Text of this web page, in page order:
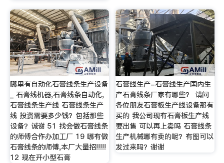
哪里有自动化石膏线条生产设备
_ 石膏线机器,石膏线条自动化,
石膏线条生产线 石膏线条生产
线 投资需要多少钱？包括那些
设备？诚谢 51 找会做石膏线条
的师傅合作办加工厂 19 哪有做
石膏线条的师傅,本厂大量招!!!!!
12 现在开小型石膏
石膏线生产-石膏线生产国内生
产石膏线条厂家有哪些？ 请问
各位朋友石膏板生产线设备那有
买的 我公司现有石膏板生产线
要出售 可以再上卖吗 石膏线条
生产机械哪有卖的呢？有图可以
发过来吗？谢谢